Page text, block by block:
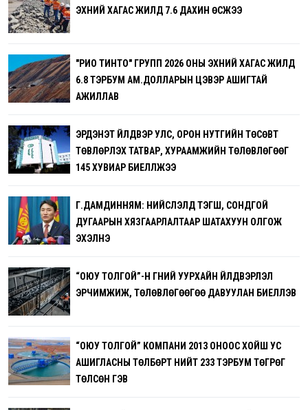
ЭХНИЙ ХАГАС ЖИЛД 7.6 ДАХИН ӨСЖЭЭ
"РИО ТИНТО" ГРУПП 2026 ОНЫ ЭХНИЙ ХАГАС ЖИЛД
6.8 ТЭРБУМ АМ.ДОЛЛАРЫН ЦЭВЭР АШИГТАЙ
АЖИЛЛАВ
ЭРДЭНЭТ ҮЙЛДВЭР УЛС, ОРОН НУТГИЙН ТӨСӨВТ
ТӨВЛӨРҮҮЛЭХ ТАТВАР, ХУРААМЖИЙН ТӨЛӨВЛӨГӨӨГ
145 ХУВИАР БИЕЛҮҮЛЖЭЭ
Г.ДАМДИННЯМ: НИЙСЛЭЛД ТЭГШ, СОНДГОЙ
ДУГААРЫН ХЯЗГААРЛАЛТААР ШАТАХУУН ОЛГОЖ
ЭХЭЛНЭ
“ОЮУ ТОЛГОЙ”-Н ГҮНИЙ УУРХАЙН ҮЙЛДВЭРЛЭЛ
ЭРЧИМЖИЖ, ТӨЛӨВЛӨГӨӨГӨӨ ДАВУУЛАН БИЕЛҮҮЛЭВ
“ОЮУ ТОЛГОЙ” КОМПАНИ 2013 ОНООС ХОЙШ УС
АШИГЛАСНЫ ТӨЛБӨРТ НИЙТ 233 ТЭРБУМ ТӨГРӨГ
ТӨЛСӨН ГЭВ